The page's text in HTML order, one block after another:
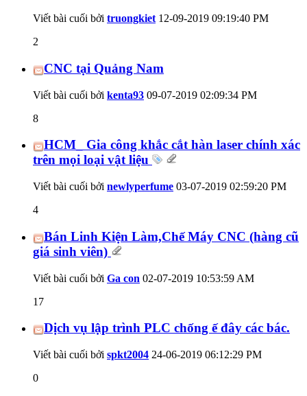
Viết bài cuối bởi truongkiet 12-09-2019 09:19:40 PM
2
CNC tại Quảng Nam
Viết bài cuối bởi kenta93 09-07-2019 02:09:34 PM
8
HCM_ Gia công khắc cắt hàn laser chính xác
trên mọi loại vật liệu
Viết bài cuối bởi newlyperfume 03-07-2019 02:59:20 PM
4
Bán Linh Kiện Làm,Chế Máy CNC (hàng cũ
giá sinh viên)
Viết bài cuối bởi Ga con 02-07-2019 10:53:59 AM
17
Dịch vụ lập trình PLC chống ế đây các bác.
Viết bài cuối bởi spkt2004 24-06-2019 06:12:29 PM
0